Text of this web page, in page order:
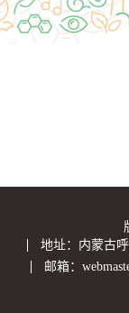
地址：内蒙古
邮箱：